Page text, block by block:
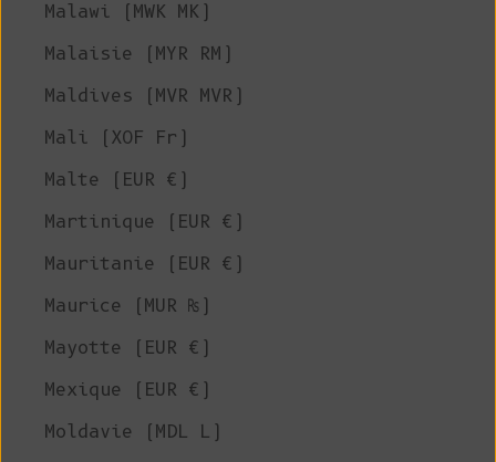
Malawi (MWK MK)
Malaisie (MYR RM)
Maldives (MVR MVR)
Mali (XOF Fr)
Malte (EUR €)
Martinique (EUR €)
Mauritanie (EUR €)
Maurice (MUR ₨)
Mayotte (EUR €)
Mexique (EUR €)
Moldavie (MDL L)